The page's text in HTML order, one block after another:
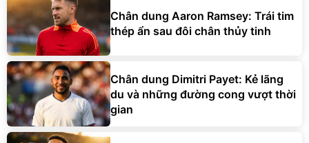
Chân dung Aaron Ramsey: Trái tim
thép ẩn sau đôi chân thủy tinh
Chân dung Dimitri Payet: Kẻ lãng
du và những đường cong vượt thời
gian